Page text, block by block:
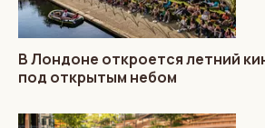
В Лондоне откроется летний
под открытым небом